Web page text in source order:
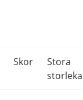
Skor
Stora